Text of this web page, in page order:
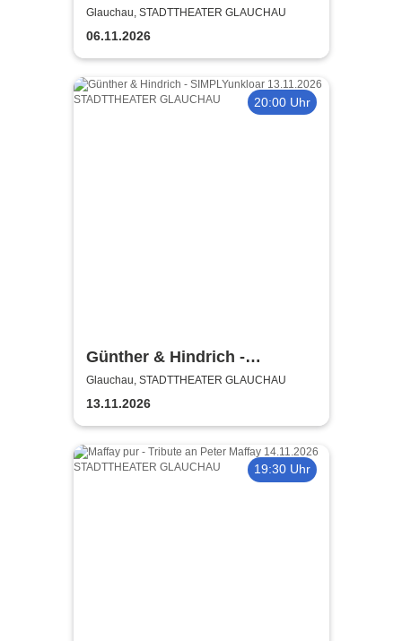
Glauchau, STADTTHEATER GLAUCHAU
06.11.2026
20:00 Uhr
Günther & Hindrich -
SIMPLYunkloar
Glauchau, STADTTHEATER GLAUCHAU
13.11.2026
19:30 Uhr